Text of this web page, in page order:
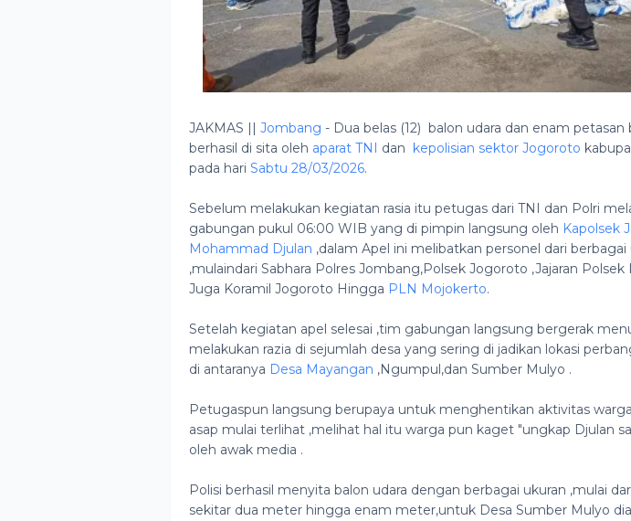
JAKMAS || Jombang - Dua belas (12) balon udara dan enam petasan
berhasil di sita oleh aparat TNI dan kepolisian sektor Jogoroto
pada hari Sabtu 28/03/2026.
Sebelum melakukan kegiatan rasia itu petugas dari TNI dan Polri
gabungan pukul 06:00 WIB yang di pimpin langsung oleh Kapolsek
Mohammad Djulan ,dalam Apel ini melibatkan personel dari berbagai
,mulaindari Sabhara Polres Jombang,Polsek Jogoroto ,Jajaran Polsek
Juga Koramil Jogoroto Hingga PLN Mojokerto.
Setelah kegiatan apel selesai ,tim gabungan langsung bergerak
melakukan razia di sejumlah desa yang sering di jadikan lokasi
di antaranya Desa Mayangan ,Ngumpul,dan Sumber Mulyo .
Petugaspun langsung berupaya untuk menghentikan aktivitas
asap mulai terlihat ,melihat hal itu warga pun kaget "ungkap Djulan
oleh awak media .
Polisi berhasil menyita balon udara dengan berbagai ukuran ,mulai
sekitar dua meter hingga enam meter,untuk Desa Sumber Mulyo